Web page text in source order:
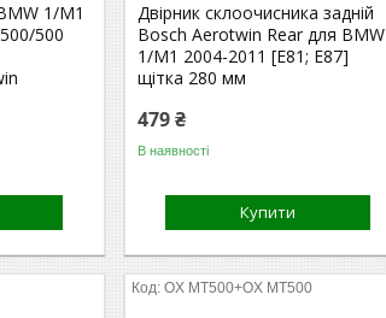
1/M1
500
Двірник склоочисника задній
Bosch Aerotwin Rear для BMW
1/M1 2004-2011 [E81; E87]
щітка 280 мм
479 ₴
В наявності
Купити
OX MT500+OX MT500